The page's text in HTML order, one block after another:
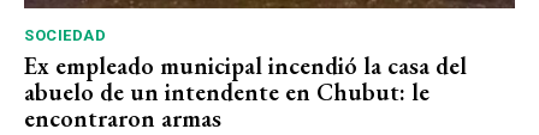
SOCIEDAD
Ex empleado municipal incendió la casa del
abuelo de un intendente en Chubut: le
encontraron armas